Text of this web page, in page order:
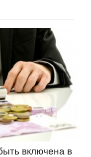
включена в